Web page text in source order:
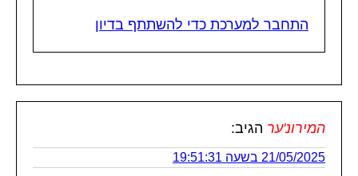
התחבר למערכת כדי להשתתף בדיון
המירונ'ער הגיב:
21/05/2025 בשעה 19:51:31